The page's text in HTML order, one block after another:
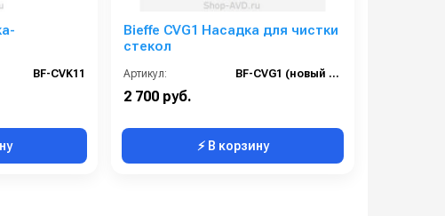
BF-CVK11
Bieffe CVG1 Насадка для чистки
стекол
Артикул: BF-CVG1 (новый RIP5021)
2 700 руб.
⚡ В корзину